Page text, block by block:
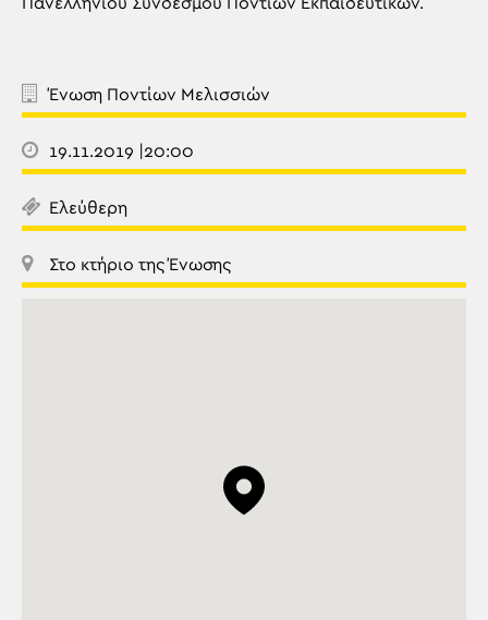
Ένωση Ποντίων Μελισσιών
19.11.2019 |20:00
Ελεύθερη
Στο κτήριο της Ένωσης